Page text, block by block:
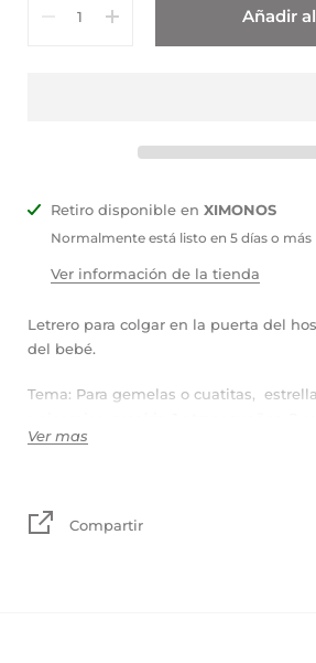
Añadir
Retiro disponible en XIMONOS
Normalmente está listo en 5 días o más
Ver información de la tienda
Letrero para colgar en la puerta del
del bebé.
Tema: Para gemelas o cuatitas,
Madera, tela y mecate.
Ver mas
Compartir